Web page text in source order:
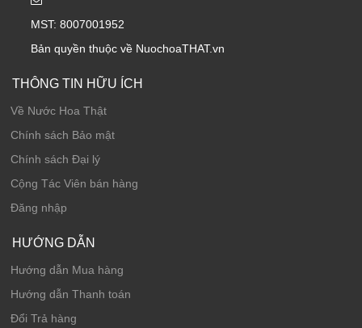
MST: 8007001952
Bản quyền thuộc về NuochoaTHAT.vn
THÔNG TIN HỮU ÍCH
Về Nước Hoa Thật
Chính sách Bảo mật
Chính sách Đại lý
Cộng Tác Viên bán hàng
Đăng nhập
HƯỚNG DẪN
Hướng dẫn Mua hàng
Hướng dẫn Thanh toán
Đổi Trả hàng